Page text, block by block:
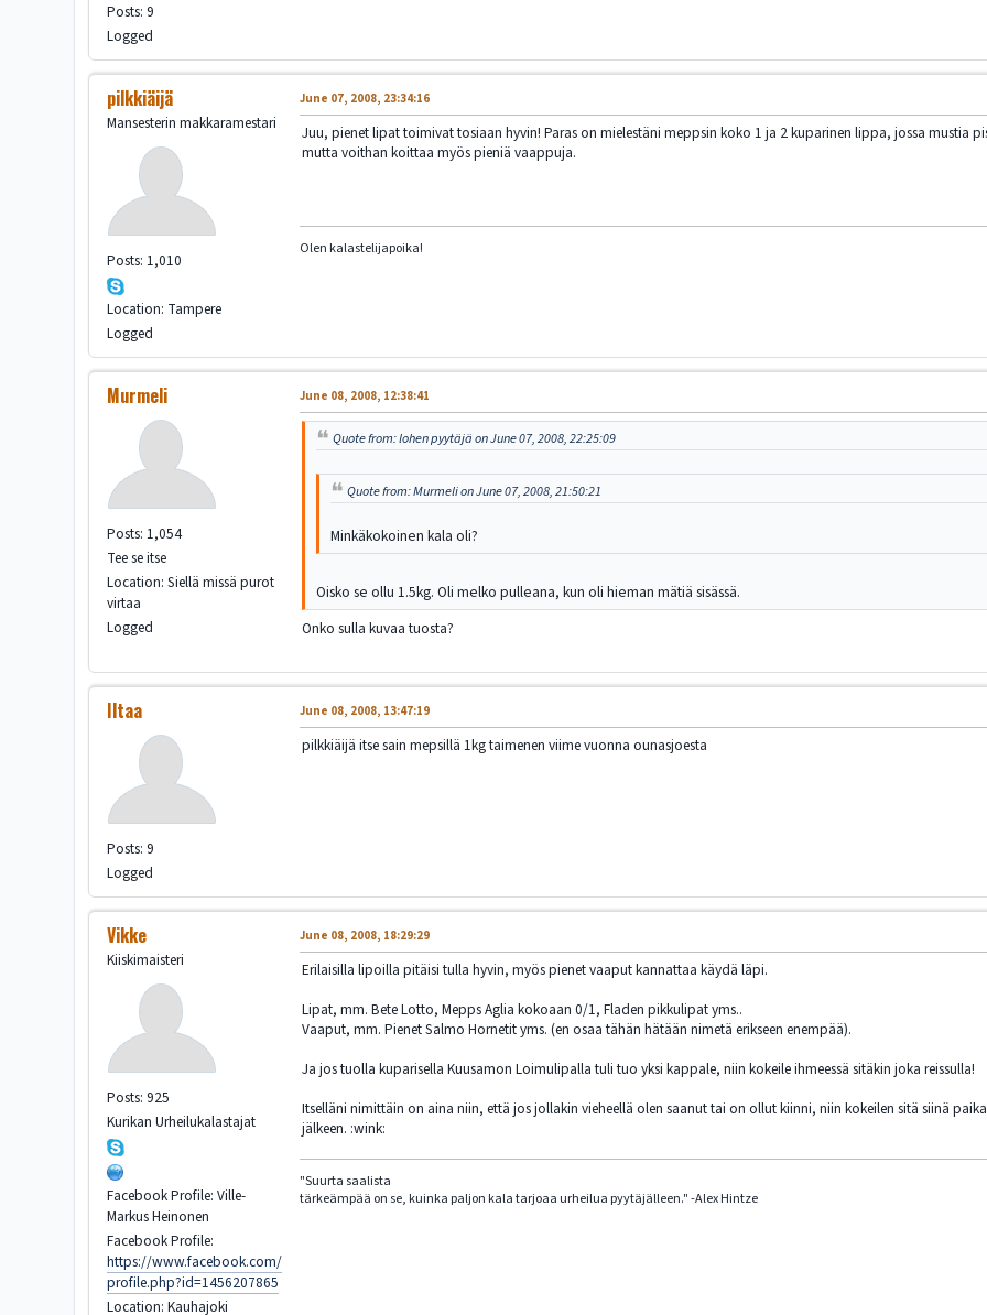
Posts: 9
Logged
pilkkiäijä
Mansesterin makkaramestari
Posts: 1,010
Location: Tampere
Logged
June 07, 2008, 23:34:16
Juu, pienet lipat toimivat tosiaan hyvin! Paras on mielestäni meppsin koko 1 ja 2 kuparinen lippa, jossa mustia
mutta voithan koittaa myös pieniä vaappuja.
Olen kalastelijapoika!
Murmeli
Posts: 1,054
Tee se itse
Location: Siellä missä purot
virtaa
Logged
June 08, 2008, 12:38:41
Quote from: lohen pyytäjä on June 07, 2008, 22:25:09
Quote from: Murmeli on June 07, 2008, 21:50:21
Minkäkokoinen kala oli?
Oisko se ollu 1.5kg. Oli melko pulleana, kun oli hieman mätiä sisässä.
Onko sulla kuvaa tuosta?
Iltaa
Posts: 9
Logged
June 08, 2008, 13:47:19
pilkkiäijä itse sain mepsillä 1kg taimenen viime vuonna ounasjoesta
Vikke
Kiiskimaisteri
Posts: 925
Kurikan Urheilukalastajat
Facebook Profile: Ville-
Markus Heinonen
Facebook Profile:
https://www.facebook.com/
profile.php?id=1456207865
Location: Kauhajoki
June 08, 2008, 18:29:29
Erilaisilla lipoilla pitäisi tulla hyvin, myös pienet vaaput kannattaa käydä läpi.
Lipat, mm. Bete Lotto, Mepps Aglia kokoaan 0/1, Fladen pikkulipat yms..
Vaaput, mm. Pienet Salmo Hornetit yms. (en osaa tähän hätään nimetä erikseen enempää).
Ja jos tuolla kuparisella Kuusamon Loimulipalla tuli tuo yksi kappale, niin kokeile ihmeessä sitäkin joka reissulla!
Itselläni nimittäin on aina niin, että jos jollakin vieheellä olen saanut tai on ollut kiinni, niin kokeilen sitä siinä
jälkeen. :wink:
"Suurta saalista
tärkeämpää on se, kuinka paljon kala tarjoaa urheilua pyytäjälleen." -Alex Hintze